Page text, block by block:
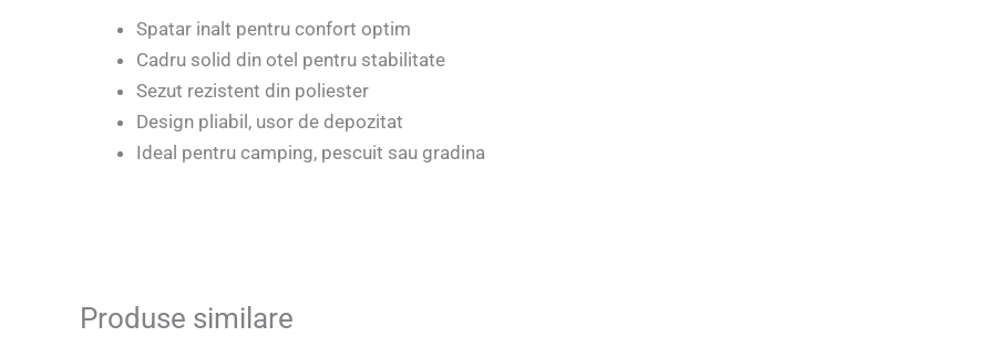
Spatar inalt pentru confort optim
Cadru solid din otel pentru stabilitate
Sezut rezistent din poliester
Design pliabil, usor de depozitat
Ideal pentru camping, pescuit sau gradina
Produse similare